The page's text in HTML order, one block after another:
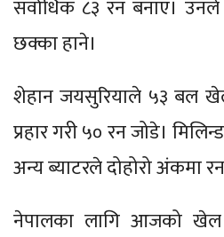
सर्वाधिक ८३ रन बनाए।
छक्का हाने।
शेहान जयसुरियाले ५३ बल
प्रहार गरी ५० रन जोडे।
अन्य ब्याटरले दोहोरो अंकमा
नेपालका लागि आजको खेल